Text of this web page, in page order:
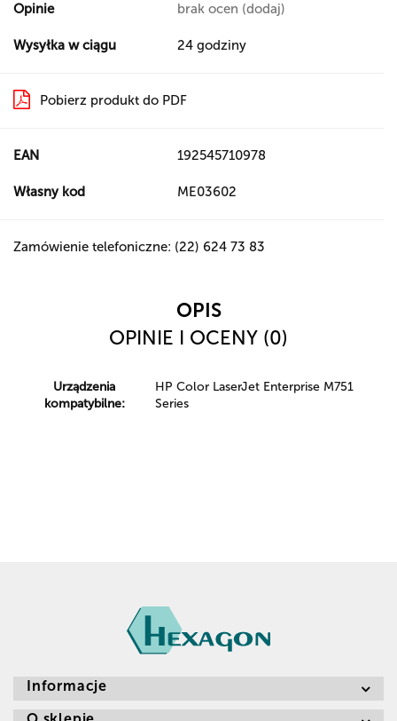
Opinie brak ocen (dodaj)
Wysyłka w ciągu 24 godziny
Pobierz produkt do PDF
EAN 192545710978
Własny kod ME03602
Zamówienie telefoniczne: (22) 624 73 83
OPIS
OPINIE I OCENY (0)
Urządzenia
kompatybilne:
HP Color LaserJet Enterprise M751
Series
Informacje